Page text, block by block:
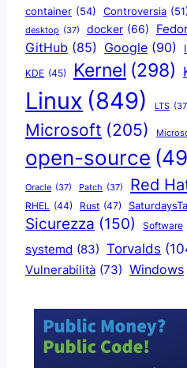
container (54) Controversia
desktop (37) docker (66)
GitHub (85) Google (90)
KDE (45) Kernel (298)
Linux (849) LTS
Microsoft (205)
open-source
Oracle (37) Patch (37) Red
RHEL (44) Rust (47)
Sicurezza (150) Software
systemd (83) Torvalds
Vulnerabilità (73) Windows